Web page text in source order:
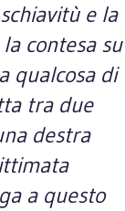
e la
contesa su
qualcosa di
tra due
destra
a questo